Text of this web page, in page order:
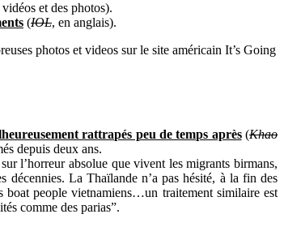
et des photos).
(IOL, en anglais).
photos et videos sur le site américain It’s Going
rattrapés peu de temps après(Khao
depuis deux ans.
l’horreur absolue que vivent les migrants birmans,
décennies. La Thaïlande n’a pas hésité, à la fin des
boat people vietnamiens…un traitement similaire est
comme des parias”.